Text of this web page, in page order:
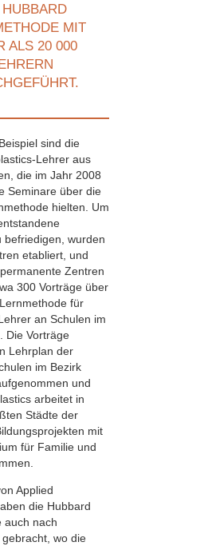
MIT
ALS 20 000
sind die
Lehrer aus
die im Jahr 2008
Seminare über die
hielten. Um
befriedigen, wurden
etabliert, und
Zentren
300 Vorträge über
für
an Schulen im
Die Vorträge
Lehrplan der
im Bezirk
und
arbeitet in
Städte der
mit
für Familie und
Applied
die Hubbard
auch nach
wo die